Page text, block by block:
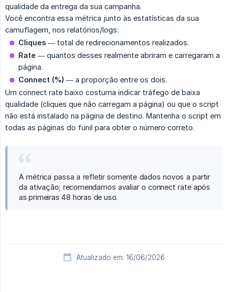
qualidade da entrega da sua campanha.
Você encontra essa métrica junto às estatísticas da sua
camuflagem, nos relatórios/logs:
Cliques — total de redirecionamentos realizados.
Rate — quantos desses realmente abriram e carregaram a
página.
Connect (%) — a proporção entre os dois.
Um connect rate baixo costuma indicar tráfego de baixa
qualidade (cliques que não carregam a página) ou que o script
não está instalado na página de destino. Mantenha o script em
todas as páginas do funil para obter o número correto.
A métrica passa a refletir somente dados novos a partir
da ativação; recomendamos avaliar o connect rate após
as primeiras 48 horas de uso.
Atualizado em: 16/06/2026